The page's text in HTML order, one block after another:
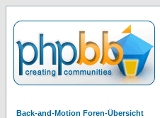
Back-and-Motion Foren-Übersicht